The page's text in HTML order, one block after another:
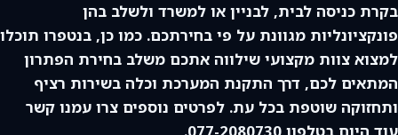
בקרת כניסה לבית, לבניין או למשרד ולשלב בהן
פונקציונליות מגוונת על פי בחירתכם. כמו כן, בנטפרו תוכלו
למצוא צוות מקצועי שילווה אתכם משלב בחירת הפתרון
המתאים לכם, דרך התקנת המערכת וכלה בשירות רציף
ותחזוקה שוטפת בכל עת. לפרטים נוספים צרו עמנו קשר